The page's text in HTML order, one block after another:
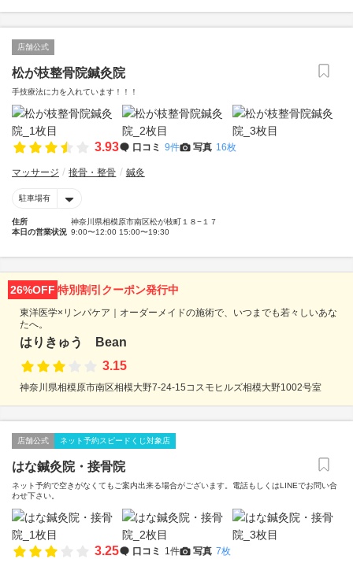
店舗公式
松が枝整骨院鍼灸院
手技療法に力を入れています！！！
3.93 口コミ 9件 写真 16枚
マッサージ 接骨・整骨 鍼灸
駐車場有
住所
神奈川県相模原市南区松が枝町１８−１７
本日の営業状況 9:00〜12:00 15:00〜19:30
26%OFF 特別割引クーポン発行中
東洋医学×リンパケア｜オーダーメイドの施術で、いつまでも若々しいあな
たへ。
はりきゅう Bean
3.15
神奈川県相模原市南区相模大野7-24-15コスモヒルズ相模大野1002号室
店舗公式 ネット予約スピードくじ対象店
はな鍼灸院・接骨院
ネット予約で空きがなくてもご案内出来る場合がございます。電話もしくはLINEでお問い合
わせ下さい。
3.25 口コミ 1件 写真 7枚